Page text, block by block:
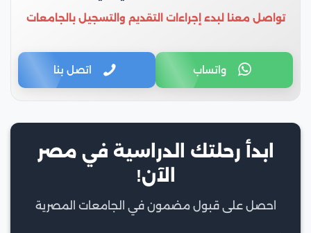
تواصل معنا لبدء إجراءات التقديم والتسجيل بالجامعات
واتساب اتصل بنا
ابدأ رحلتك الدراسية في مصر
الآن!
احصل على قبول مضمون في الجامعات المصرية